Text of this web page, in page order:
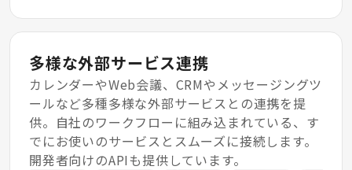
多様な外部サービス連携
カレンダーやWeb会議、CRMやメッセージングツ
ールなど多種多様な外部サービスとの連携を提
供。自社のワークフローに組み込まれている、す
でにお使いのサービスとスムーズに接続します。
開発者向けのAPIも提供しています。